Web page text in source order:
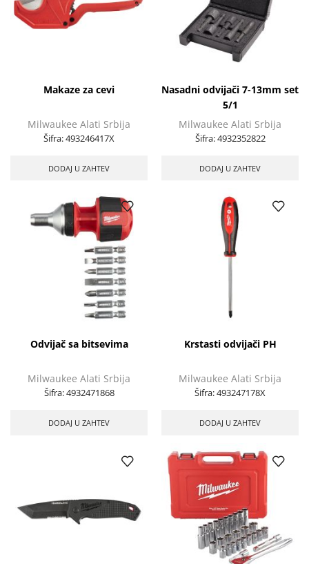
Makaze za cevi
Milwaukee Alati Srbija
Šifra:493246417X
DODAJ U ZAHTEV
Nasadni odvijači 7-13mm set
5/1
Milwaukee Alati Srbija
Šifra:4932352822
DODAJ U ZAHTEV
Odvijač sa bitsevima
Milwaukee Alati Srbija
Šifra:4932471868
DODAJ U ZAHTEV
Krstasti odvijači PH
Milwaukee Alati Srbija
Šifra:493247178X
DODAJ U ZAHTEV